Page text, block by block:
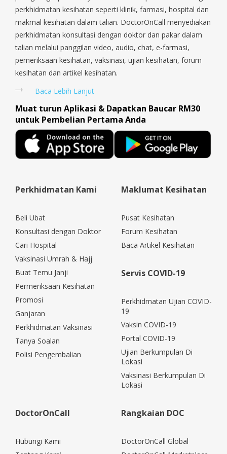
Tengah, Upper East Coast, Upper Bukit Timah, Upper Thomson,
Woodlands, West Coast, Yishun, Yio Chu Kang.
perkhidmatan kesihatan seperti klinik, farmasi, hospital dan
makmal kesihatan dalam talian. DoctorOnCall menyediakan
perkhidmatan konsultasi dengan doktor dan pakar dalam
talian melalui panggilan video, audio, chat, e-farmasi,
pemeriksaan kesihatan, vaksinasi, ujian kesihatan, forum
kesihatan dan artikel kesihatan.
Baca Lebih Lanjut
Muat turun Aplikasi & Dapatkan Baucar RM30
untuk Pembelian Pertama Anda
Perkhidmatan Kami
Beli Ubat
Konsultasi dengan Doktor
Cari Hospital
Vaksinasi Umrah & Hajj
Buat Temu Janji
Permeriksaan Kesihatan
Promosi
Ganjaran
Perkhidmatan Vaksinasi
Tanya Soalan
Polisi Pengembalian
Maklumat Kesihatan
Pusat Kesihatan
Forum Kesihatan
Baca Artikel Kesihatan
Servis COVID-19
Perkhidmatan Ujian COVID-
19
Vaksin COVID-19
Portal COVID-19
Ujian Berkumpulan Di
Lokasi
Vaksinasi Berkumpulan Di
Lokasi
DoctorOnCall
Hubungi Kami
Rangkaian DOC
DoctorOnCall Global